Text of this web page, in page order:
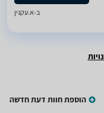
ב-א.עקנין
הוספת חוות דעת חדשה